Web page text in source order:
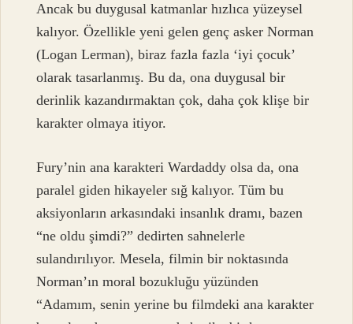
Ancak bu duygusal katmanlar hızlıca yüzeysel
kalıyor. Özellikle yeni gelen genç asker Norman
(Logan Lerman), biraz fazla fazla ‘iyi çocuk’
olarak tasarlanmış. Bu da, ona duygusal bir
derinlik kazandırmaktan çok, daha çok klişe bir
karakter olmaya itiyor.
Fury’nin ana karakteri Wardaddy olsa da, ona
paralel giden hikayeler sığ kalıyor. Tüm bu
aksiyonların arkasındaki insanlık dramı, bazen
“ne oldu şimdi?” dedirten sahnelerle
sulandırılıyor. Mesela, filmin bir noktasında
Norman’ın moral bozukluğu yüzünden
“Adamım, senin yerine bu filmdeki ana karakter